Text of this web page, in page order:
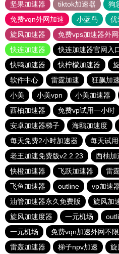
坚果加速器
tiktok加速器
狗
免费vqn外网加速
小蓝鸟 优
旋风加速器
免费vps加速器外
快连加速器
快连加速器官网入
快鸭加速器
快柠檬加速器
软件中心
雷霆加速 狂飙加
小美
小美vpn 小美加速器
西柚加速器
免费vp试用一小时
安卓加速器梯子
海鸥加速度
每天免费2小时加速器
每天试
老王加速免费版v2.2.23
西柚加
快橙加速器
飞跃加速器 雷
飞鱼加速器
outline vp加速
油管加速器永久免费版
旋风加
旋风加速度器
一元机场
一元机场
免费vqn加速外网不
雷轰加速器
梯子npv加速 旋